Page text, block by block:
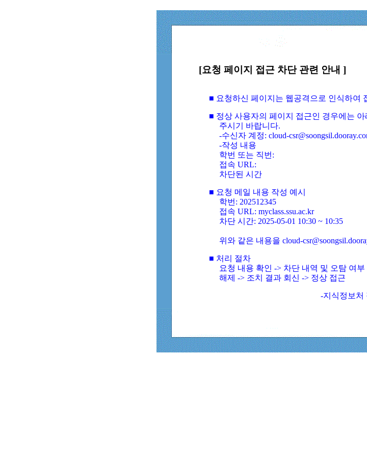
[요청 페이지 접근 차단 관련 안내 ]
■ 요청하신 페이지는 웹공격으로 인식하여
■ 정상 사용자의 페이지 접근인 경우에는
주시기 바랍니다.
-수신자 계정: cloud-
-작성 내용
학번 또는 직번:
접속 URL:
차단된 시간
■ 요청 메일 내용 작성 예시
학번: 202512345
접속 URL: myclass.ssu.ac.kr
차단 시간: 2025-05-01 10:30 ~ 10:35
위와 같은 내용을 cloud-
■ 처리 절차
요청 내용 확인 -> 차단 내역 및 오탐 여
해제 -> 조치 결과 회신 -> 정상 접근
-지식정보처